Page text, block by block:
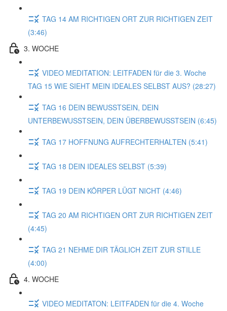
TAG 14 AM RICHTIGEN ORT ZUR RICHTIGEN ZEIT
(3:46)
3. WOCHE
VIDEO MEDITATION: LEITFADEN für die 3. Woche
TAG 15 WIE SIEHT MEIN IDEALES SELBST AUS? (28:27)
TAG 16 DEIN BEWUSSTSEIN, DEIN
UNTERBEWUSSTSEIN, DEIN ÜBERBEWUSSTSEIN (6:45)
TAG 17 HOFFNUNG AUFRECHTERHALTEN (5:41)
TAG 18 DEIN IDEALES SELBST (5:39)
TAG 19 DEIN KÖRPER LÜGT NICHT (4:46)
TAG 20 AM RICHTIGEN ORT ZUR RICHTIGEN ZEIT
(4:45)
TAG 21 NEHME DIR TÄGLICH ZEIT ZUR STILLE
(4:00)
4. WOCHE
VIDEO MEDITATON: LEITFADEN für die 4. Woche